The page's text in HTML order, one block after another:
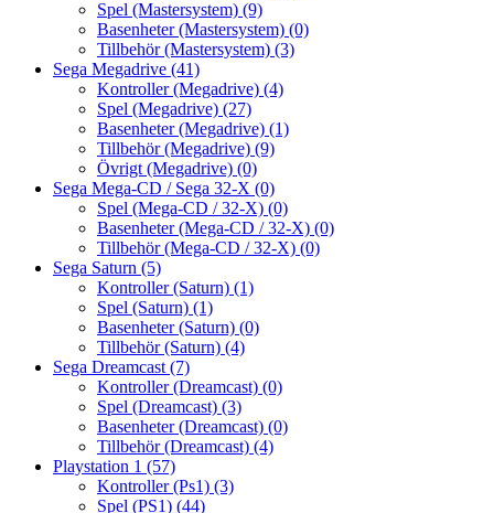
Spel (Mastersystem) (9)
Basenheter (Mastersystem) (0)
Tillbehör (Mastersystem) (3)
Sega Megadrive (41)
Kontroller (Megadrive) (4)
Spel (Megadrive) (27)
Basenheter (Megadrive) (1)
Tillbehör (Megadrive) (9)
Övrigt (Megadrive) (0)
Sega Mega-CD / Sega 32-X (0)
Spel (Mega-CD / 32-X) (0)
Basenheter (Mega-CD / 32-X) (0)
Tillbehör (Mega-CD / 32-X) (0)
Sega Saturn (5)
Kontroller (Saturn) (1)
Spel (Saturn) (1)
Basenheter (Saturn) (0)
Tillbehör (Saturn) (4)
Sega Dreamcast (7)
Kontroller (Dreamcast) (0)
Spel (Dreamcast) (3)
Basenheter (Dreamcast) (0)
Tillbehör (Dreamcast) (4)
Playstation 1 (57)
Kontroller (Ps1) (3)
Spel (PS1) (44)